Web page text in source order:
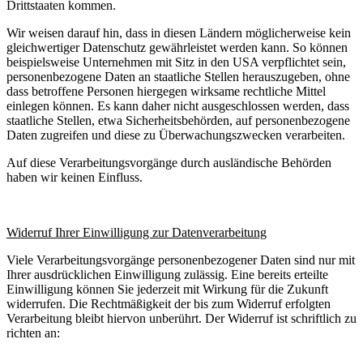
Drittstaaten kommen.
Wir weisen darauf hin, dass in diesen Ländern möglicherweise kein
gleichwertiger Datenschutz gewährleistet werden kann. So können
beispielsweise Unternehmen mit Sitz in den USA verpflichtet sein,
personenbezogene Daten an staatliche Stellen herauszugeben, ohne
dass betroffene Personen hiergegen wirksame rechtliche Mittel
einlegen können. Es kann daher nicht ausgeschlossen werden, dass
staatliche Stellen, etwa Sicherheitsbehörden, auf personenbezogene
Daten zugreifen und diese zu Überwachungszwecken verarbeiten.
Auf diese Verarbeitungsvorgänge durch ausländische Behörden
haben wir keinen Einfluss.
Widerruf Ihrer Einwilligung zur Datenverarbeitung
Viele Verarbeitungsvorgänge personenbezogener Daten sind nur mit
Ihrer ausdrücklichen Einwilligung zulässig. Eine bereits erteilte
Einwilligung können Sie jederzeit mit Wirkung für die Zukunft
widerrufen. Die Rechtmäßigkeit der bis zum Widerruf erfolgten
Verarbeitung bleibt hiervon unberührt. Der Widerruf ist schriftlich zu
richten an: